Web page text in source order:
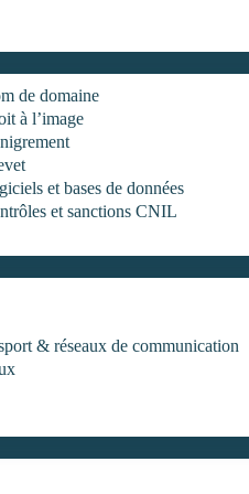
de domaine
à l’image
et bases de données
et sanctions CNIL
& réseaux de communication